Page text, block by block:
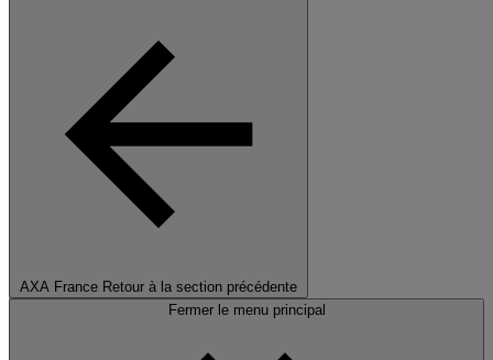
AXA France Retour à la section précédente
Fermer le menu principal